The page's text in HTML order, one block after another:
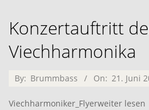
Konzertauftritt
Viechharmonika
2018-
By: Brummbass On: 21. Juni
Viechharmoniker_Flyerweiter lesen